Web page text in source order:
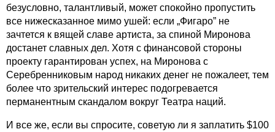
безусловно, талантливый, может спокойно пропустить
все нижесказанное мимо ушей: если „Фигаро” не
зачтется к вящей славе артиста, за спиной Миронова
достанет славных дел. Хотя с финансовой стороны
проекту гарантирован успех, на Миронова с
Серебренниковым народ никаких денег не пожалеет, тем
более что зрительский интерес подогревается
перманентным скандалом вокруг Театра наций.
И все же, если вы спросите, советую ли я заплатить $100